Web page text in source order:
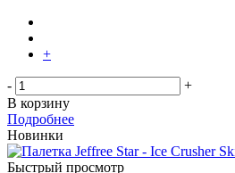
+
-
+
В корзину
Подробнее
Новинки
Быстрый просмотр